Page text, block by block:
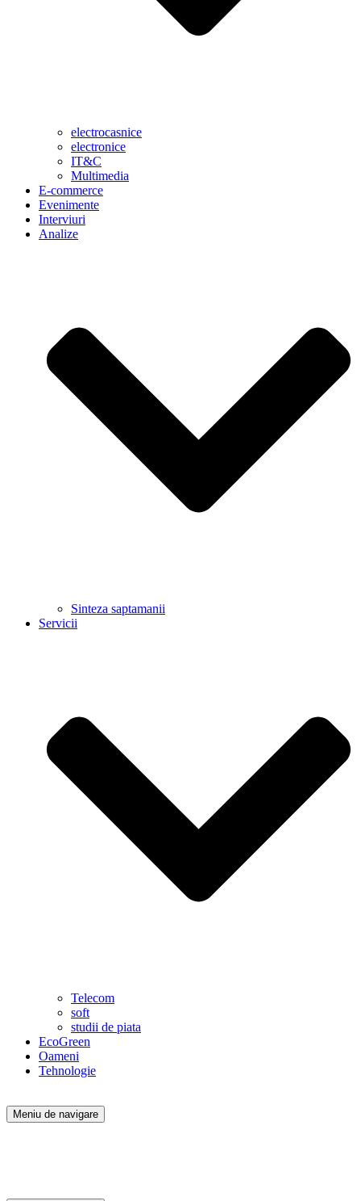
electrocasnice
electronice
IT&C
Multimedia
E-commerce
Evenimente
Interviuri
Analize
Sinteza saptamanii
Servicii
Telecom
soft
studii de piata
EcoGreen
Oameni
Tehnologie
Meniu de navigare